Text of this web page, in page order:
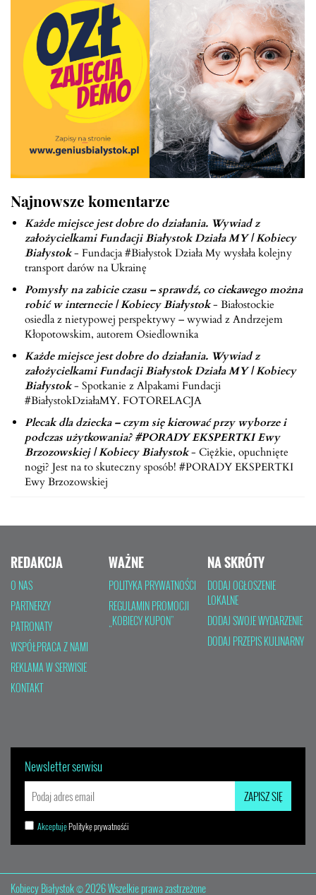
Najnowsze komentarze
Każde miejsce jest dobre do działania. Wywiad z
założycielkami Fundacji Białystok Działa MY | Kobiecy
Białystok- Fundacja #Białystok Działa My wysłała kolejny
transport darów na Ukrainę
Pomysły na zabicie czasu – sprawdź, co ciekawego można
robić w internecie | Kobiecy Białystok- Białostockie
osiedla z nietypowej perspektywy – wywiad z Andrzejem
Kłopotowskim, autorem Osiedlownika
Każde miejsce jest dobre do działania. Wywiad z
założycielkami Fundacji Białystok Działa MY | Kobiecy
Białystok- Spotkanie z Alpakami Fundacji
#BiałystokDziałaMY. FOTORELACJA
Plecak dla dziecka – czym się kierować przy wyborze i
podczas użytkowania? #PORADY EKSPERTKI Ewy
Brzozowskiej | Kobiecy Białystok- Ciężkie, opuchnięte
nogi? Jest na to skuteczny sposób! #PORADY EKSPERTKI
Ewy Brzozowskiej
REDAKCJA
O NAS
PARTNERZY
PATRONATY
WSPÓŁPRACA Z NAMI
REKLAMA W SERWISIE
KONTAKT
WAŻNE
POLITYKA PRYWATNOŚCI
REGULAMIN PROMOCJI
„KOBIECY KUPON”
NA SKRÓTY
DODAJ OGŁOSZENIE
LOKALNE
DODAJ SWOJE WYDARZENIE
DODAJ PRZEPIS KULINARNY
Newsletter serwisu
AkceptujęPolitykę prywatnośći
Kobiecy Białystok © 2026 Wszelkie prawa zastrzeżone